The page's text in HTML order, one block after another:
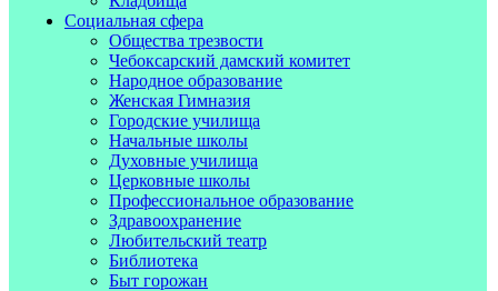
Социальная сфера
Общества трезвости
Чебоксарский дамский комитет
Народное образование
Женская Гимназия
Городские училища
Начальные школы
Духовные училища
Церковные школы
Профессиональное образование
Здравоохранение
Любительский театр
Библиотека
Быт горожан